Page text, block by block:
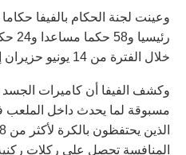
خلال الفترة من 14 يونيو حزيران إلى 13 يوليو تموز.
وكشف الفيفا أن كاميرات
مسبوقة لما يحدث داخل
المنافسة تحصل على ركلات